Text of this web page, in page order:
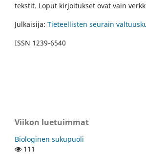
tekstit. Loput kirjoitukset ovat vain
Julkaisija: Tieteellisten seurain
ISSN 1239-6540
Viikon luetuimmat
Biologinen sukupuoli
111